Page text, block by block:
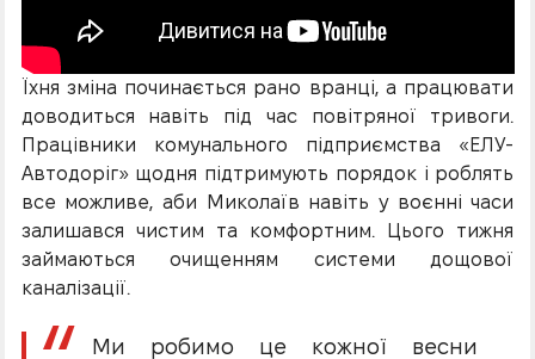
Їхня зміна починається рано вранці, а працювати
доводиться навіть під час повітряної тривоги.
Працівники комунального підприємства «ЕЛУ-
Автодоріг» щодня підтримують порядок і роблять
все можливе, аби Миколаїв навіть у воєнні часи
залишався чистим та комфортним. Цього тижня
займаються очищенням системи дощової
каналізації.
Ми робимо це кожної весни